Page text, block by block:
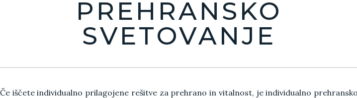
svetovanju
neposredno
PREHRANSKO
SVETOVANJE
Če iščete individualno prilagojene rešitve za prehrano in vitalnost, je individualno prehransko